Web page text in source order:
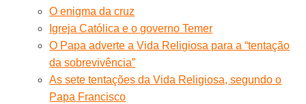
O enigma da cruz
Igreja Católica e o governo Temer
O Papa adverte a Vida Religiosa para a “tentação
da sobrevivência”
As sete tentações da Vida Religiosa, segundo o
Papa Francisco